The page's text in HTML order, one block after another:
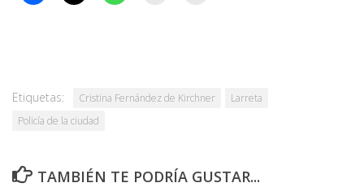
Etiquetas: Cristina Fernández de Kirchner
Larreta
Policía de la ciudad
TAMBIÉN TE PODRÍA GUSTAR...